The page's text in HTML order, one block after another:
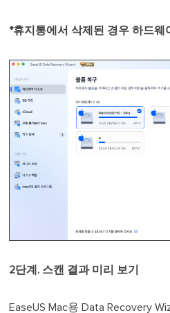
*휴지통에서 삭제된 경우 하드웨
2단계. 스캔 결과 미리 보기
EaseUS Mac용 Data Recovery